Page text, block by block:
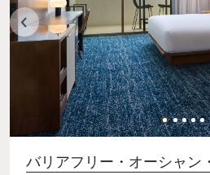
バリアフリー・オーシャン